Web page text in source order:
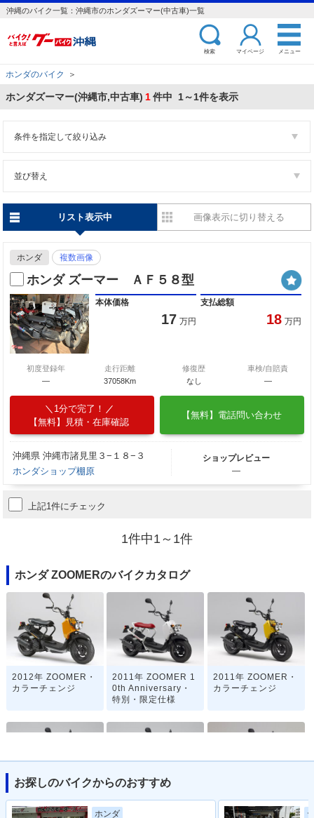
沖縄のバイク一覧：沖縄市のホンダズーマー(中古車)一覧
検索 マイページ メニュー
ホンダのバイク ＞
ホンダズーマー(沖縄市,中古車) 1件中 1～1件を表示
条件を指定して絞り込み
並び替え
リスト表示中 画像表示に切り替える
ホンダ 複数画像
ホンダ ズーマー ＡＦ５８型
本体価格
17 万円
支払総額
18 万円
初度登録年
―
走行距離
37058Km
修復歴
なし
車検/自賠責
―
1分で完了！
【無料】見積・在庫確認
【無料】電話問い合わせ
沖縄県 沖縄市諸見里３−１８−３
ホンダショップ棚原
ショップレビュー
―
上記1件にチェック
1件中1～1件
ホンダ ZOOMERのバイクカタログ
2012年 ZOOMER・
カラーチェンジ
2011年 ZOOMER 1
0th Anniversary・
特別・限定仕様
2011年 ZOOMER・
カラーチェンジ
2008年 ZOOMER D
2008年 ZOOMER・
2008年 ZOOMER S
お探しのバイクからのおすすめ
ホンダ